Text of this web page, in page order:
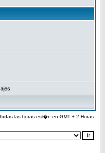
las horas est�n en GMT + 2 Horas